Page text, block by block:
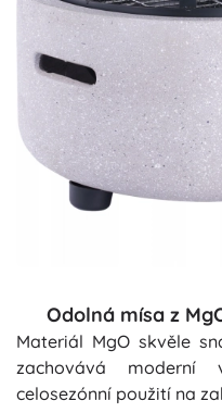
Odolná mísa z
Materiál MgO skvěle
zachovává
celosezónní použití na